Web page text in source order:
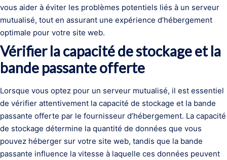
vous aider à éviter les problèmes potentiels liés à un serveur
mutualisé, tout en assurant une expérience d’hébergement
optimale pour votre site web.
Vérifier la capacité de stockage et la
bande passante offerte
Lorsque vous optez pour un serveur mutualisé, il est essentiel
de vérifier attentivement la capacité de stockage et la bande
passante offerte par le fournisseur d’hébergement. La capacité
de stockage détermine la quantité de données que vous
pouvez héberger sur votre site web, tandis que la bande
passante influence la vitesse à laquelle ces données peuvent